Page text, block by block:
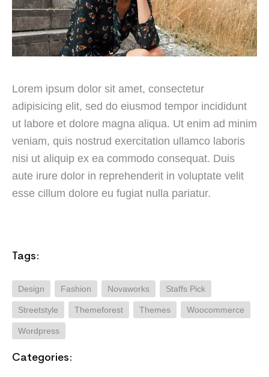
Lorem ipsum dolor sit amet, consectetur
adipisicing elit, sed do eiusmod tempor incididunt
ut labore et dolore magna aliqua. Ut enim ad minim
veniam, quis nostrud exercitation ullamco laboris
nisi ut aliquip ex ea commodo consequat. Duis
aute irure dolor in reprehenderit in voluptate velit
esse cillum dolore eu fugiat nulla pariatur.
Tags:
Design Fashion Novaworks Staffs Pick
Streetstyle Themeforest Themes Woocommerce
Wordpress
Categories: